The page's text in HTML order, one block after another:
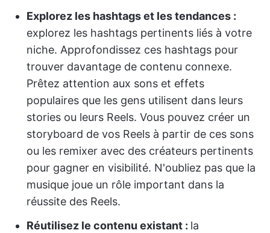
Explorez les hashtags et les tendances :
explorez les hashtags pertinents liés à votre
niche. Approfondissez ces hashtags pour
trouver davantage de contenu connexe.
Prêtez attention aux sons et effets
populaires que les gens utilisent dans leurs
stories ou leurs Reels. Vous pouvez créer un
storyboard de vos Reels à partir de ces sons
ou les remixer avec des créateurs pertinents
pour gagner en visibilité. N'oubliez pas que la
musique joue un rôle important dans la
réussite des Reels.
Réutilisez le contenu existant : la